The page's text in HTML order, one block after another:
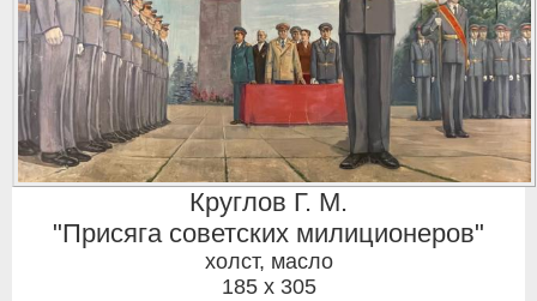
Круглов Г. М.
"Присяга советских милиционеров"
холст, масло
185 x 305